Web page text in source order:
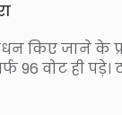
किए जाने के
96 वोट ही